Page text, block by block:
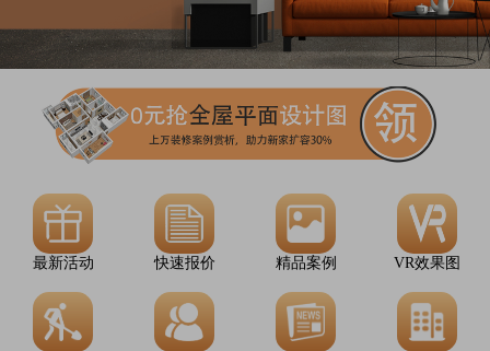
最新活动 快速报价 精品案例 VR效果图